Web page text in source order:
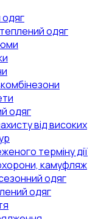
одяг
одяг
одяг
від високих
терміну дії
камуфляж
одяг
одяг